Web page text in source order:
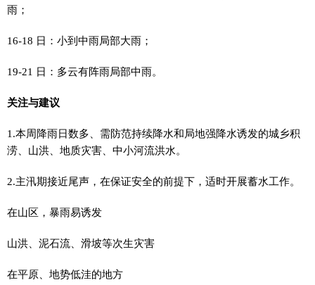
雨；
16-18 日：小到中雨局部大雨；
19-21 日：多云有阵雨局部中雨。
关注与建议
1.本周降雨日数多、需防范持续降水和局地强降水诱发的城乡积
涝、山洪、地质灾害、中小河流洪水。
2.主汛期接近尾声，在保证安全的前提下，适时开展蓄水工作。
在山区，暴雨易诱发
山洪、泥石流、滑坡等次生灾害
在平原、地势低洼的地方